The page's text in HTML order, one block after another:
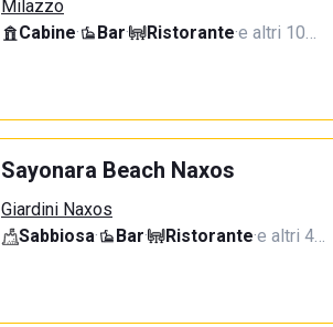
Milazzo
Cabine· Bar· Ristorante·e altri 10…
Sayonara Beach Naxos
Giardini Naxos
Sabbiosa· Bar· Ristorante·e altri 4…